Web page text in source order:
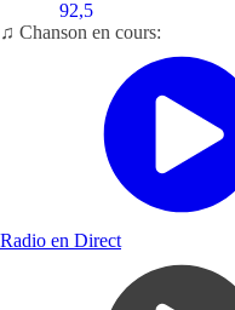
92,5
♫ Chanson en cours:
Radio en Direct